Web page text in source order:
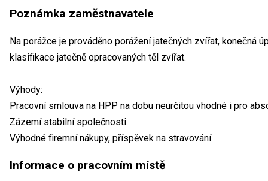
Poznámka zaměstnavatele
Na porážce je prováděno porážení jatečných zvířat, konečná
klasifikace jatečně opracovaných těl zvířat.
Výhody:
Pracovní smlouva na HPP na dobu neurčitou vhodné i pro
Zázemí stabilní společnosti.
Výhodné firemní nákupy, příspěvek na stravování.
Informace o pracovním místě